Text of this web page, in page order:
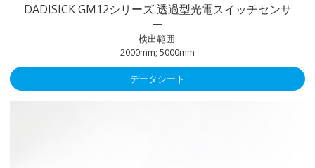
DADISICK GM12シリーズ 透過型光電スイッチセンサ
ー
検出範囲:
2000mm; 5000mm
データシート